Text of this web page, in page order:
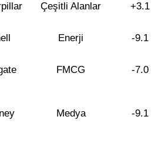
Çeşitli Alanlar +3.1
Enerji -9.1
FMCG -7.0
Medya -9.1